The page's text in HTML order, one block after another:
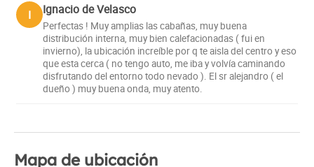
I Ignacio de Velasco
Perfectas ! Muy amplias las cabañas, muy buena
distribución interna, muy bien calefacionadas ( fui en
invierno), la ubicación increíble por q te aisla del centro y eso
que esta cerca ( no tengo auto, me iba y volvía caminando
disfrutando del entorno todo nevado ). El sr alejandro ( el
dueño ) muy buena onda, muy atento.
Mapa de ubicación